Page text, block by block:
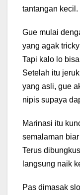
tantangan kecil.
Gue mulai
yang agak
Tapi kalo lo
Setelah itu
yang asli, gue
nipis supaya
Marinasi itu
semalaman
Terus
langsung naik
Pas dimasak